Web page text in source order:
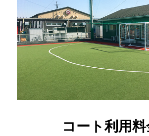
コート利用